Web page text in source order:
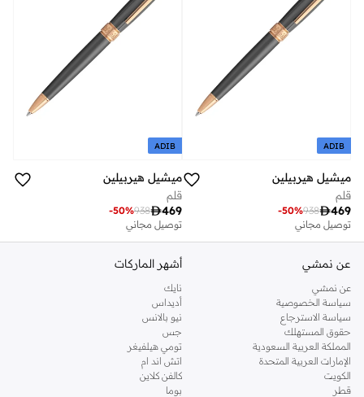
ADIB
ميشيل هيربيلين
قلم
469
938
-50%
توصيل مجاني
ADIB
ميشيل هيربيلين
قلم
469
938
-50%
توصيل مجاني
عن نمشي
عن نمشي
سياسة الخصوصية
سياسة الاسترجاع
حقوق المستهلك
المملكة العربية السعودية
الإمارات العربية المتحدة
الكويت
قطر
أشهر الماركات
نايك
أديداس
نيو بالانس
جس
تومي هيلفيغر
اتش اند ام
كالفن كلاين
بوما